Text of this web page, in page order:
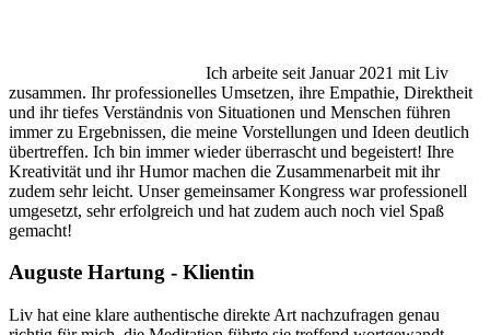
Ich arbeite seit Januar 2021 mit Liv
zusammen. Ihr professionelles Umsetzen, ihre Empathie, Direktheit
und ihr tiefes Verständnis von Situationen und Menschen führen
immer zu Ergebnissen, die meine Vorstellungen und Ideen deutlich
übertreffen. Ich bin immer wieder überrascht und begeistert! Ihre
Kreativität und ihr Humor machen die Zusammenarbeit mit ihr
zudem sehr leicht. Unser gemeinsamer Kongress war professionell
umgesetzt, sehr erfolgreich und hat zudem auch noch viel Spaß
gemacht!
Auguste Hartung - Klientin
Liv hat eine klare authentische direkte Art nachzufragen genau